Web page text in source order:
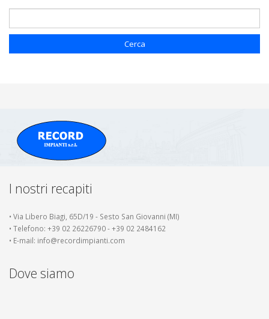
I nostri recapiti
• Via Libero Biagi, 65D/19 - Sesto San Giovanni (MI)
• Telefono: +39 02 26226790 - +39 02 2484162
• E-mail: info@recordimpianti.com
Dove siamo